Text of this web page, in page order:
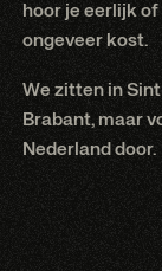
hoor je eerlijk
ongeveer kost.
We zitten in
Brabant, maar
Nederland door.